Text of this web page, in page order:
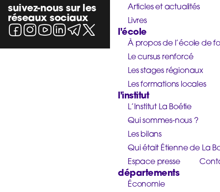
suivez-nous sur les
réseaux sociaux
Articles et actualités
Livres
l'école
À propos de l’école de
Le cursus renforcé
Les stages régionaux
Les formations locales
l'institut
L’Institut La Boétie
Qui sommes-nous ?
Les bilans
Qui était Étienne de La
Espace presse
départements
Économie